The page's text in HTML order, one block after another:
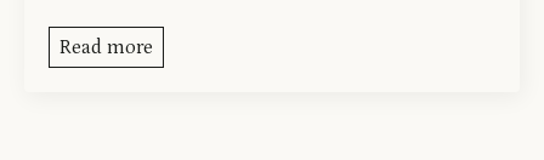
Read more